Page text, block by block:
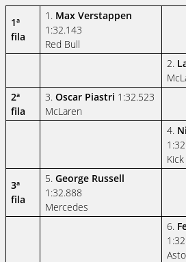
1ª
fila
1. Max Verstappen
1:32.143
Red Bull
2.
2ª
fila
3.Oscar Piastri 1:32.523
McLaren
4.
3ª
fila
5.George Russell
1:32.888
Mercedes
6.